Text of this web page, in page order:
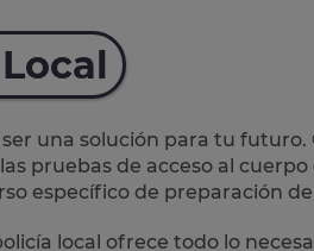
una solución para tu
pruebas de acceso al
específico de preparación
local ofrece todo lo